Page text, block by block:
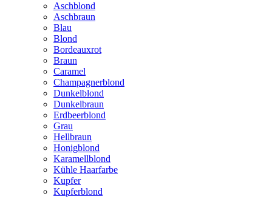
Aschblond
Aschbraun
Blau
Blond
Bordeauxrot
Braun
Caramel
Champagnerblond
Dunkelblond
Dunkelbraun
Erdbeerblond
Grau
Hellbraun
Honigblond
Karamellblond
Kühle Haarfarbe
Kupfer
Kupferblond